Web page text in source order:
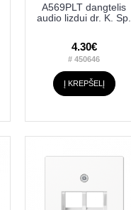
A569PLT dangtelis
audio lizdui dr. K. Sp.
4.30€
# 450646
Į KREPŠELĮ